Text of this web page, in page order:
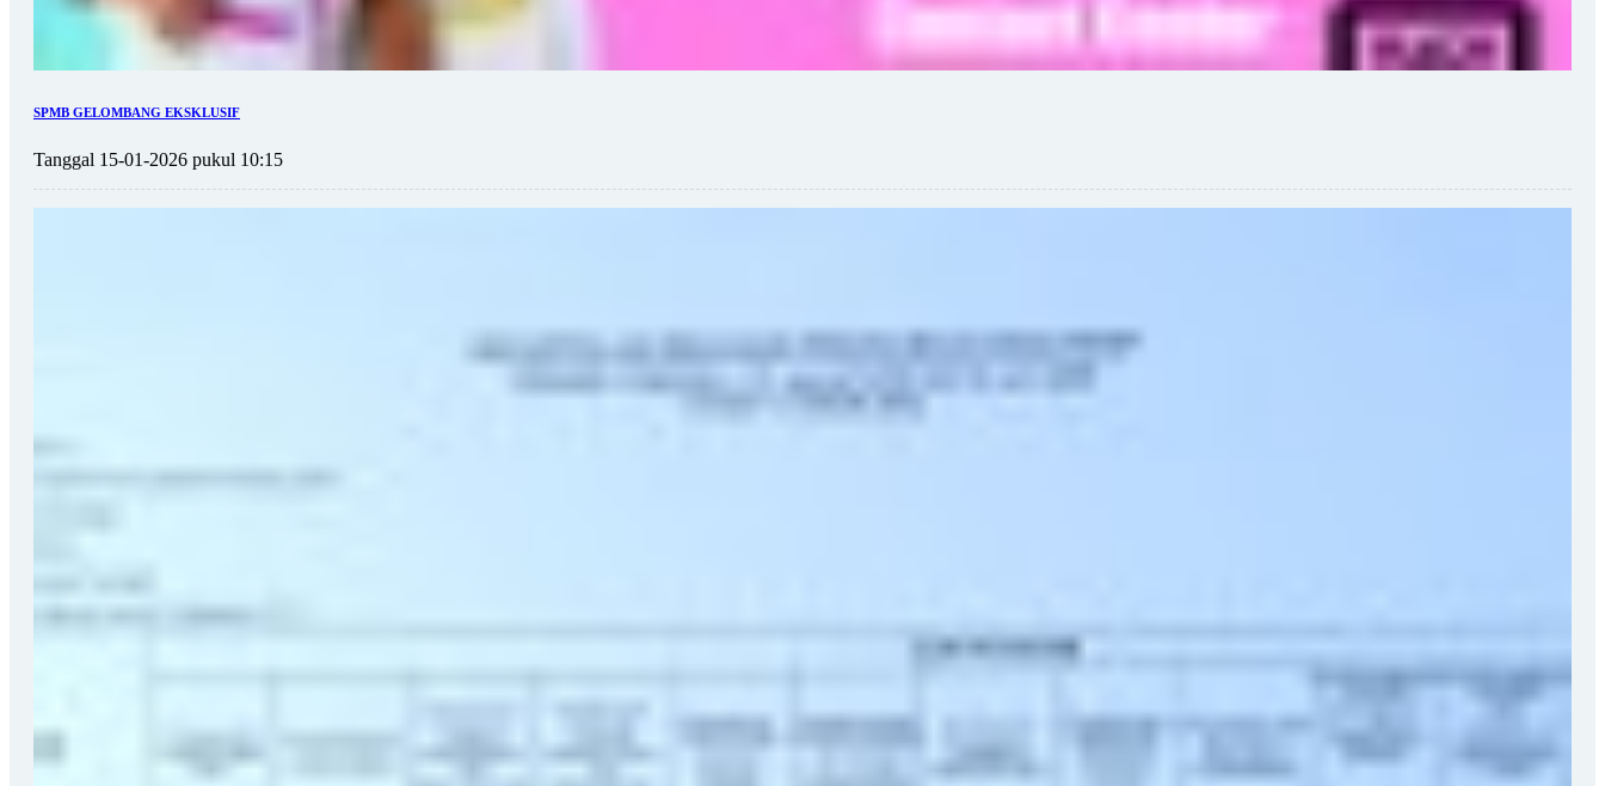
SPMB GELOMBANG EKSKLUSIF
Tanggal 15-01-2026 pukul 10:15